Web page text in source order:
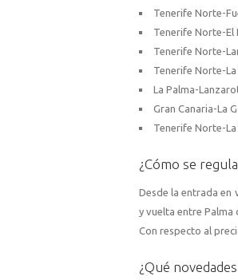
Tenerife Norte-
Tenerife Norte-El
Tenerife Norte-
Tenerife Norte-La
La Palma-
Gran Canaria-La
Tenerife Norte-La
¿Cómo se
Desde la entrada en
y vuelta entre Palma
Con respecto al
¿Qué